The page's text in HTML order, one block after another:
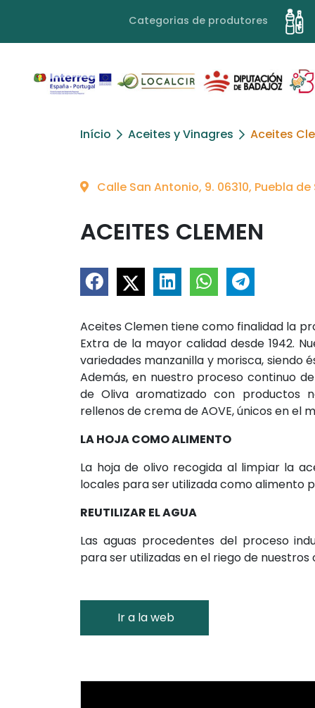
Categorias de produtores
Início Aceites y Vinagres Aceites
Calle San Antonio, 9. 06310, Puebla
ACEITES CLEMEN
Aceites Clemen tiene como finalidad la
Extra de la mayor calidad desde 1942.
variedades manzanilla y morisca, siendo
Además, en nuestro proceso continuo
de Oliva aromatizado con productos
rellenos de crema de AOVE, únicos en el
LA HOJA COMO ALIMENTO
La hoja de olivo recogida al limpiar la
locales para ser utilizada como alimento
REUTILIZAR EL AGUA
Las aguas procedentes del proceso
para ser utilizadas en el riego de nuestros
Ir a la web